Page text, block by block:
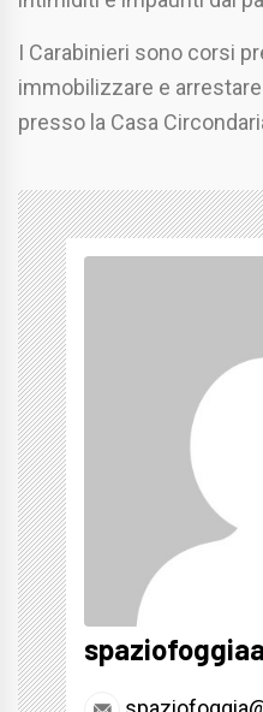
I Carabinieri sono corsi
immobilizzare e
presso la Casa